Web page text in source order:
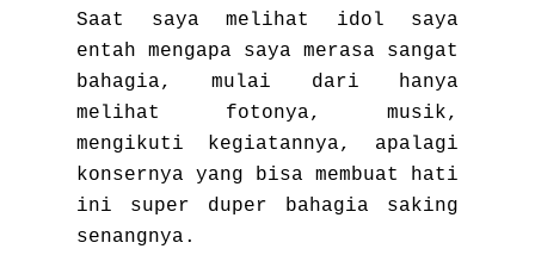
Saat saya melihat idol saya
entah mengapa saya merasa sangat
bahagia, mulai dari hanya
melihat fotonya, musik,
mengikuti kegiatannya, apalagi
konsernya yang bisa membuat hati
ini super duper bahagia saking
senangnya.